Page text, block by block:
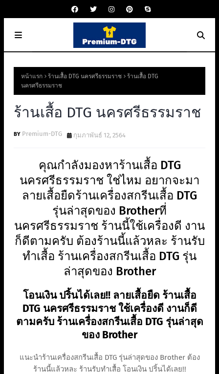
หน้าแรก ร้านเสื้อ DTG นครศรีธรรมราช
ร้านเสื้อ DTG
นครศรีธรรมราช
ร้านเสื้อ DTG นครศรีธรรมราช
Premium-DTG กุมภาพันธ์ 12, 2564
คุณกำลังมองหาร้านเสื้อ DTG
นครศรีธรรมราช ใช่ไหม อยากจะมา
ลายเสื้อยืดร้านเครื่องสกรีนเสื้อ DTG
รุ่นล่าสุดของ Brotherที่
นครศรีธรรมราช ร้านนี้ใช้เครื่องดี งาน
ก็ดีตามครับ ต้องร้านนี้แล้วหละ ร้านรับ
ทำเสื้อ ร้านเครื่องสกรีนเสื้อ DTG รุ่น
ล่าสุดของ Brother
โอนเงิน ปริ้นได้เลย!! ลายเสื้อยืด ร้านเสื้อ
DTG นครศรีธรรมราช ใช้เครื่องดี งานก็ดี
ตามครับ ร้านเครื่องสกรีนเสื้อ DTG รุ่นล่าสุด
ของ Brother
แนะนำร้านเครื่องสกรีนเสื้อ DTG รุ่นล่าสุดของ Brother ต้อง
ร้านนี้แล้วหละ ร้านรับทำเสื้อ โอนเงิน ปริ้นได้เลย!!